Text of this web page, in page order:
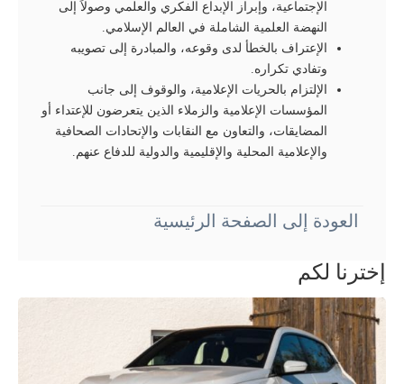
الإجتماعية، وإبراز الإبداع الفكري والعلمي وصولاً إلی
النهضة العلمية الشاملة في العالم الإسلامي.
الإعتراف بالخطأ لدى وقوعه، والمبادرة إلى تصويبه
وتفادي تكراره.
الإلتزام بالحريات الإعلامية، والوقوف إلى جانب
المؤسسات الإعلامية والزملاء الذين يتعرضون للإعتداء أو
المضايقات، والتعاون مع النقابات والإتحادات الصحافية
والإعلامية المحلية والإقليمية والدولية للدفاع عنهم.
العودة إلى الصفحة الرئيسية
إخترنا لكم